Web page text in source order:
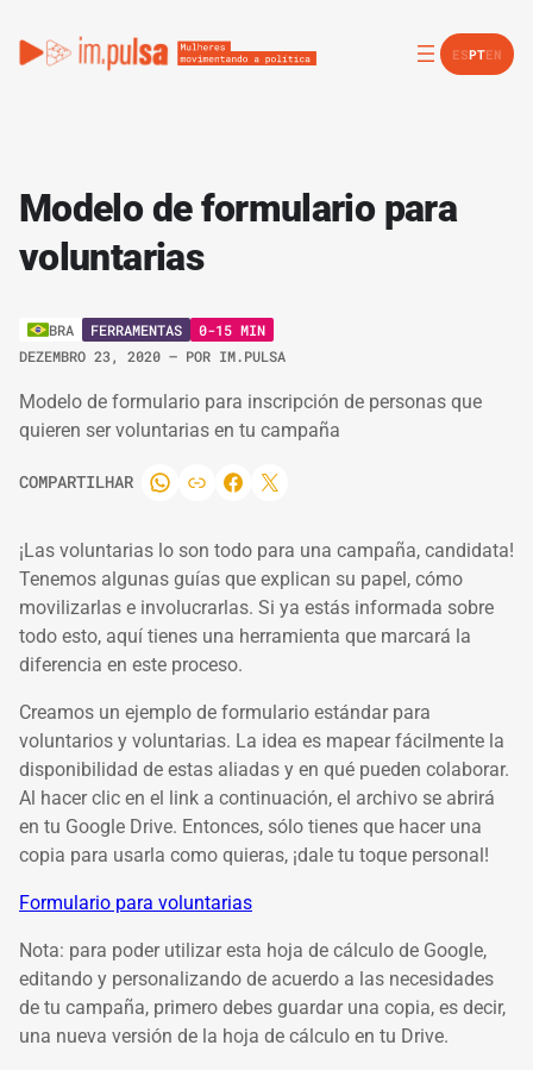
ESPTEN
Modelo de formulario para
voluntarias
BRA FERRAMENTAS
0-15 MIN
DEZEMBRO 23, 2020 – POR IM.PULSA
Modelo de formulario para inscripción de personas que
quieren ser voluntarias en tu campaña
COMPARTILHAR
¡Las voluntarias lo son todo para una campaña, candidata!
Tenemos algunas guías que explican su papel, cómo
movilizarlas e involucrarlas. Si ya estás informada sobre
todo esto, aquí tienes una herramienta que marcará la
diferencia en este proceso.
Creamos un ejemplo de formulario estándar para
voluntarios y voluntarias. La idea es mapear fácilmente la
disponibilidad de estas aliadas y en qué pueden colaborar.
Al hacer clic en el link a continuación, el archivo se abrirá
en tu Google Drive. Entonces, sólo tienes que hacer una
copia para usarla como quieras, ¡dale tu toque personal!
Formulario para voluntarias
Nota: para poder utilizar esta hoja de cálculo de Google,
editando y personalizando de acuerdo a las necesidades
de tu campaña, primero debes guardar una copia, es decir,
una nueva versión de la hoja de cálculo en tu Drive.